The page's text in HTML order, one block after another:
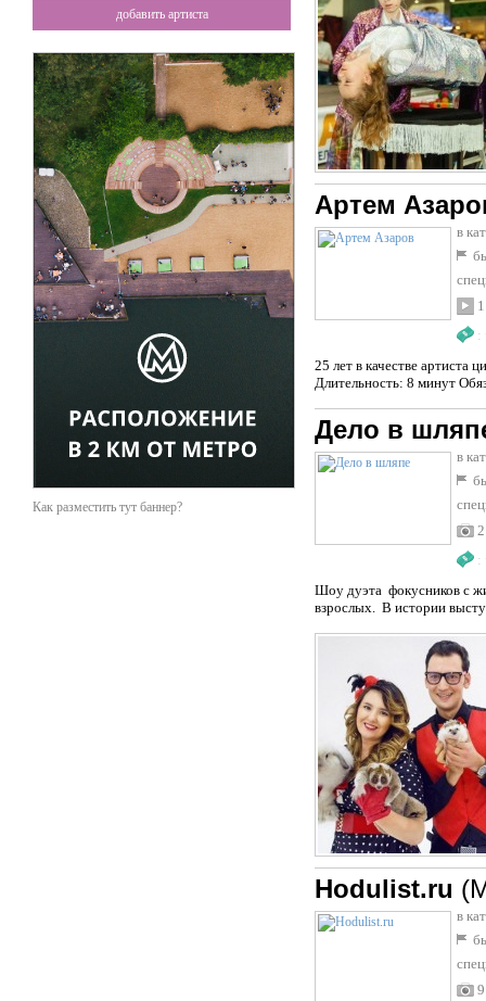
добавить артиста
Как разместить тут баннер?
Артем
в
1
:
25 лет в качестве артиста
Длительность: 8 минут
Дело в
в
2
:
Шоу дуэта фокусников с
взрослых. В истории
Hodulist.ru
в
9